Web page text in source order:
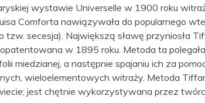
wystawie Universelle w 1900 roku
Comforta nawiązywała do popularnego
secesja). Największą sławę przyniosła
w 1895 roku. Metoda ta
miedzianej, a następnie spajaniu ich za
wieloelementowych witraży. Metoda
jest chętnie wykorzystywana przez